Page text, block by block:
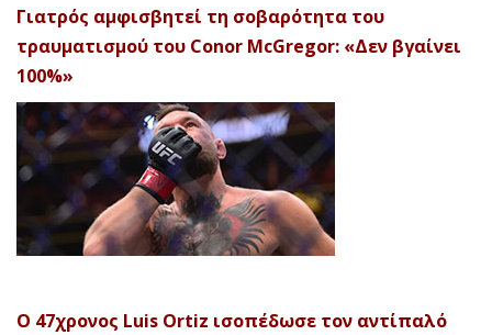
Γιατρός αμφισβητεί τη σοβαρότητα του
τραυματισμού του Conor McGregor: «Δεν βγαίνει
100%»
Ο 47χρονος Luis Ortiz ισοπέδωσε τον αντίπαλό